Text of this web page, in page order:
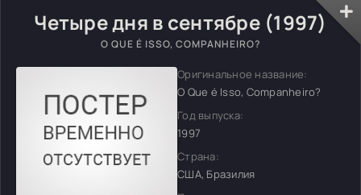
Четыре дня в сентябре (1997)
O QUE É ISSO, COMPANHEIRO?
Оригинальное название:
O Que é Isso, Companheiro?
Год выпуска:
1997
Страна:
США, Бразилия